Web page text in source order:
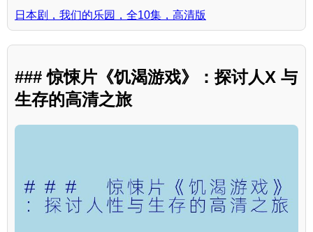
日本剧，我们的乐园，全10集，高清版
### 惊悚片《饥渴游戏》：探讨人X 与
生存的高清之旅